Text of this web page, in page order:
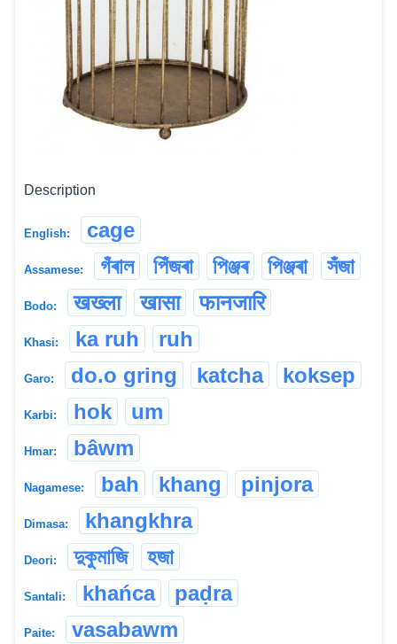
Description
English: cage
Assamese: গঁৰাল পিঁজৰা পিঞ্জৰ পিঞ্জৰা সঁজা
Bodo: खख्ला खासा फानजारि
Khasi: ka ruh ruh
Garo: do.o gring katcha koksep
Karbi: hok um
Hmar: bâwm
Nagamese: bah khang pinjora
Dimasa: khangkhra
Deori: দুকুমাজি হজা
Santali: khańca paḍra
Paite: vasabawm